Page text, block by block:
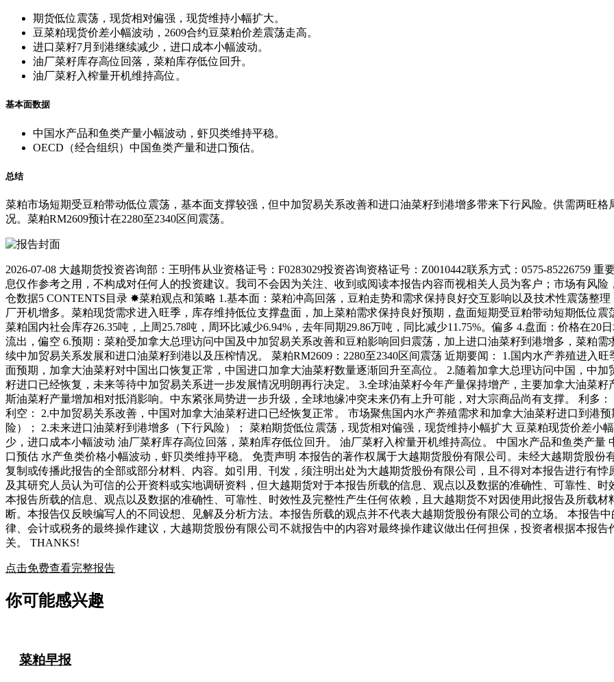
期货低位震荡，现货相对偏强，现货维持小幅扩大。
豆菜粕现货价差小幅波动，2609合约豆菜粕价差震荡走高。
进口菜籽7月到港继续减少，进口成本小幅波动。
油厂菜籽库存高位回落，菜粕库存低位回升。
油厂菜籽入榨量开机维持高位。
基本面数据
中国水产品和鱼类产量小幅波动，虾贝类维持平稳。
OECD（经合组织）中国鱼类产量和进口预估。
总结
菜粕市场短期受豆粕带动低位震荡，基本面支撑较强，但中加贸易关系改善和进口油菜籽到港增多带来下行风险。供需两旺
况。菜粕RM2609预计在2280至2340区间震荡。
2026-07-08 大越期货投资咨询部：王明伟从业资格证号：F0283029投资咨询资格证号：Z0010442联系方式：0575-85226759
息仅作参考之用，不构成对任何人的投资建议。我司不会因为关注、收到或阅读本报告内容而视相关人员为客户；市场有风
仓数据5 CONTENTS目录 ✸菜粕观点和策略 1.基本面：菜粕冲高回落，豆粕走势和需求保持良好交互影响以及技术性震荡整
厂开机增多。菜粕现货需求进入旺季，库存维持低位支撑盘面，加上菜粕需求保持良好预期，盘面短期受豆粕带动短期低位
菜粕国内社会库存26.35吨，上周25.78吨，周环比减少6.94%，去年同期29.86万吨，同比减少11.75%。偏多 4.盘面：价格在
流出，偏空 6.预期：菜粕受加拿大总理访问中国及中加贸易关系改善和豆粕影响回归震荡，加上进口油菜籽到港增多，菜粕
续中加贸易关系发展和进口油菜籽到港以及压榨情况。 菜粕RM2609：2280至2340区间震荡 近期要闻： 1.国内水产养殖进入
面预期，加拿大油菜籽对中国出口恢复正常，中国进口加拿大油菜籽数量逐渐回升至高位。 2.随着加拿大总理访问中国，中
籽进口已经恢复，未来等待中加贸易关系进一步发展情况明朗再行决定。 3.全球油菜籽今年产量保持增产，主要加拿大油菜
斯油菜籽产量增加相对抵消影响。中东紧张局势进一步升级，全球地缘冲突未来仍有上升可能，对大宗商品尚有支撑。 利多
利空： 2.中加贸易关系改善，中国对加拿大油菜籽进口已经恢复正常。 市场聚焦国内水产养殖需求和加拿大油菜籽进口到港
险）； 2.未来进口油菜籽到港增多（下行风险）； 菜粕期货低位震荡，现货相对偏强，现货维持小幅扩大 豆菜粕现货价差小
少，进口成本小幅波动 油厂菜籽库存高位回落，菜粕库存低位回升。 油厂菜籽入榨量开机维持高位。 中国水产品和鱼类产
口预估 水产鱼类价格小幅波动，虾贝类维持平稳。 免责声明 本报告的著作权属于大越期货股份有限公司。未经大越期货股
复制或传播此报告的全部或部分材料、内容。如引用、刊发，须注明出处为大越期货股份有限公司，且不得对本报告进行有
及其研究人员认为可信的公开资料或实地调研资料，但大越期货对于本报告所载的信息、观点以及数据的准确性、可靠性、
本报告所载的信息、观点以及数据的准确性、可靠性、时效性及完整性产生任何依赖，且大越期货不对因使用此报告及所载
断。本报告仅反映编写人的不同设想、见解及分析方法。本报告所载的观点并不代表大越期货股份有限公司的立场。 本报告
律、会计或税务的最终操作建议，大越期货股份有限公司不就报告中的内容对最终操作建议做出任何担保，投资者根据本报
关。 THANKS!
点击免费查看完整报告
你可能感兴趣
菜粕早报